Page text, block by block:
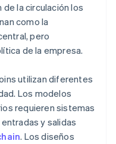
la circulación los
como la
pero
de la empresa.
utilizan diferentes
Los modelos
requieren sistemas
y salidas
. Los diseños